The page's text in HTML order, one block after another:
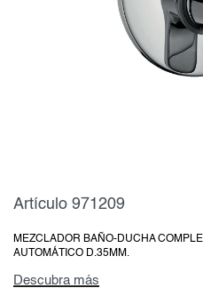
Artículo 971209
MEZCLADOR BAÑO-DUCHA
AUTOMÁTICO D.35MM.
Descubra más